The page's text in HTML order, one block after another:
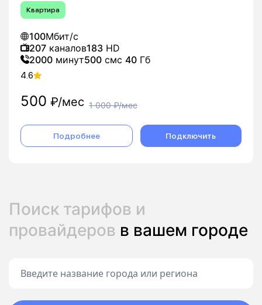
Квартира
100Мбит/с
207 каналов183 HD
2000 минут500 смс 40 Гб
4.6
500 ₽/мес 1 000₽/мес
Подробнее Подключить
Поиск тарифов и
провайдеров в вашем городе